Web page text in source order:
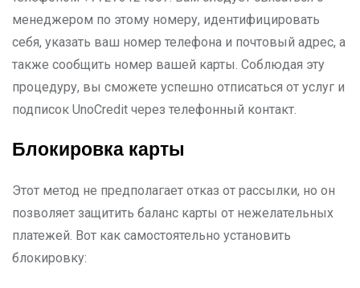
менеджером по этому номеру, идентифицировать
себя, указать ваш номер телефона и почтовый адрес, а
также сообщить номер вашей карты. Соблюдая эту
процедуру, вы сможете успешно отписаться от услуг и
подписок UnoCredit через телефонный контакт.
Блокировка карты
Этот метод не предполагает отказ от рассылки, но он
позволяет защитить баланс карты от нежелательных
платежей. Вот как самостоятельно установить
блокировку: